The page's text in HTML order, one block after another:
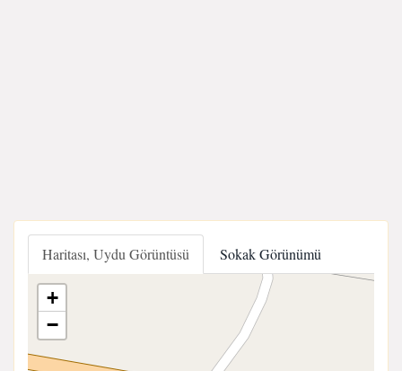
Haritası, Uydu Görüntüsü Sokak Görünümü
+
−